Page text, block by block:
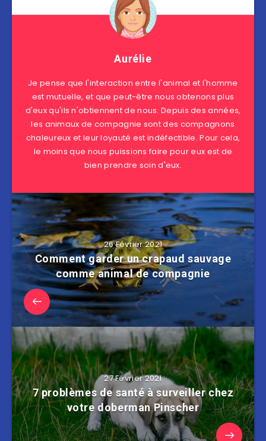
Aurélie
Je pense que l'interaction entre l'animal et l'homme
est mutuelle, et que peut-être nous obtenons plus
d'eux qu'ils n'obtiennent de nous. Depuis des années,
les animaux de compagnie sont des compagnons
chaleureux et leur loyauté est indéfectible. Pour cela,
le moins que nous puissions faire pour eux est de
bien prendre soin d'eux.
26 Février 2021
Comment garder un crapaud sauvage
comme animal de compagnie
27 Février 2021
7 problèmes de santé à surveiller chez
votre doberman Pinscher